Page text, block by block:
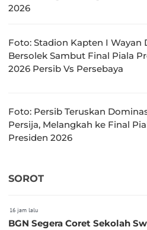
2026
Foto: Stadion Kapten I Wayan
Bersolek Sambut Final Piala
2026 Persib Vs Persebaya
Foto: Persib Teruskan
Persija, Melangkah ke Final
Presiden 2026
SOROT
16 jam lalu
BGN Segera Coret Sekolah